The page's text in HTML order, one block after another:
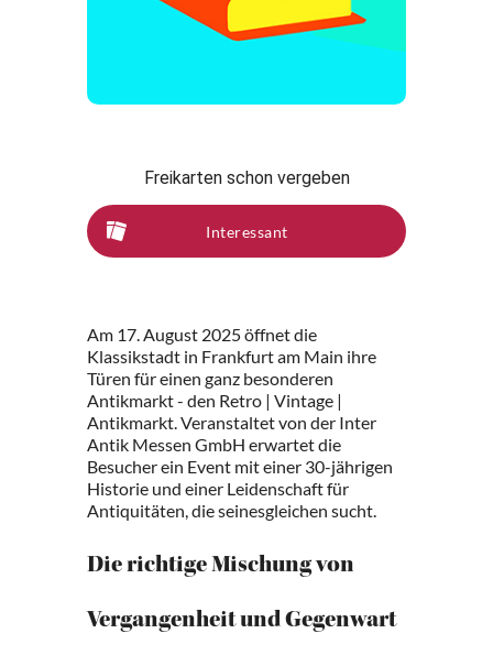
Freikarten schon vergeben
Interessant
Am 17. August 2025 öffnet die
Klassikstadt in Frankfurt am Main ihre
Türen für einen ganz besonderen
Antikmarkt - den Retro | Vintage |
Antikmarkt. Veranstaltet von der Inter
Antik Messen GmbH erwartet die
Besucher ein Event mit einer 30-jährigen
Historie und einer Leidenschaft für
Antiquitäten, die seinesgleichen sucht.
Die richtige Mischung von
Vergangenheit und Gegenwart